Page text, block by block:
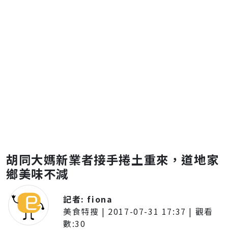
胡同大媽新業者接手捲土重來，道地家
鄉美味不減
記者:fiona
美食特搜 | 2017-07-31 17:37 | 觀看
數:30